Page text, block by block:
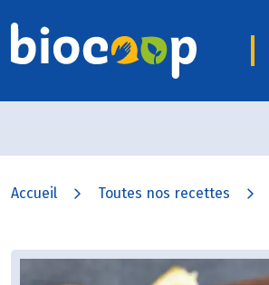
Accueil Toutes nos recettes